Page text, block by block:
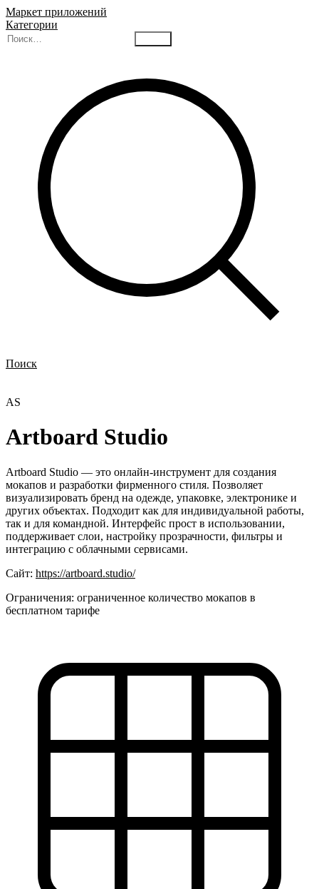
Маркет приложений
Категории
Поиск
AS
Artboard Studio
Artboard Studio — это онлайн-инструмент для создания
мокапов и разработки фирменного стиля. Позволяет
визуализировать бренд на одежде, упаковке, электронике и
других объектах. Подходит как для индивидуальной работы,
так и для командной. Интерфейс прост в использовании,
поддерживает слои, настройку прозрачности, фильтры и
интеграцию с облачными сервисами.
Сайт: https://artboard.studio/
Ограничения: ограниченное количество мокапов в
бесплатном тарифе